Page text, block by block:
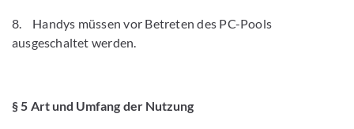
8. Handys müssen vor Betreten des PC-Pools
ausgeschaltet werden.
§ 5 Art und Umfang der Nutzung